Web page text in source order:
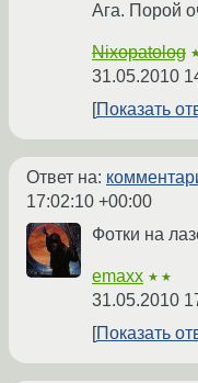
Ага. Порой
Nixopatolog
31.05.2010
Показать
Ответ на:
17:02:10 +00:00
Фотки на
emaxx ★★
31.05.2010
Показать